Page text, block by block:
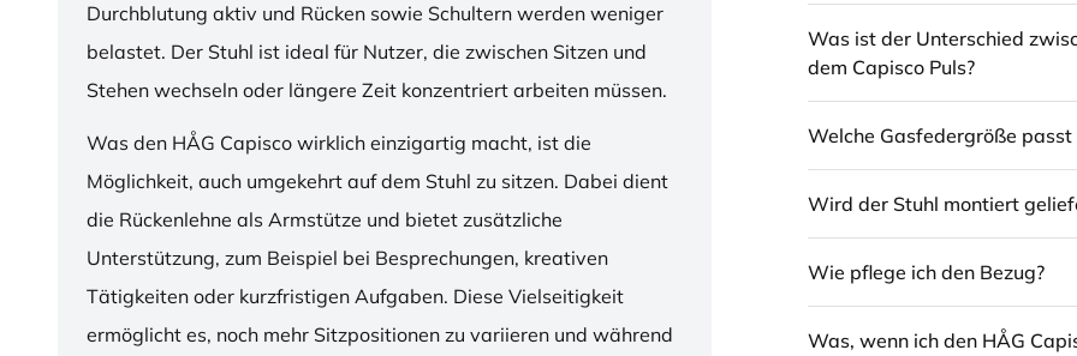
Durchblutung aktiv und Rücken sowie Schultern werden weniger
belastet. Der Stuhl ist ideal für Nutzer, die zwischen Sitzen und
Stehen wechseln oder längere Zeit konzentriert arbeiten müssen.
Was den HÅG Capisco wirklich einzigartig macht, ist die
Möglichkeit, auch umgekehrt auf dem Stuhl zu sitzen. Dabei dient
die Rückenlehne als Armstütze und bietet zusätzliche
Unterstützung, zum Beispiel bei Besprechungen, kreativen
Tätigkeiten oder kurzfristigen Aufgaben. Diese Vielseitigkeit
ermöglicht es, noch mehr Sitzpositionen zu variieren und während
Was ist der Unterschied
dem Capisco Puls?
Welche Gasfedergröße passt
Wird der Stuhl montiert
Wie pflege ich den Bezug?
Was, wenn ich den HÅG